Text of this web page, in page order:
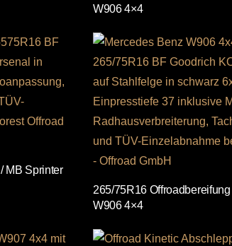
W906 4×4
MB Sprinter
265/75R16
W906 4×4